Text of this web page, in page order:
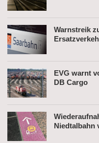
Warnstreik
EVG warnt
DB Cargo
Niedtalbahn